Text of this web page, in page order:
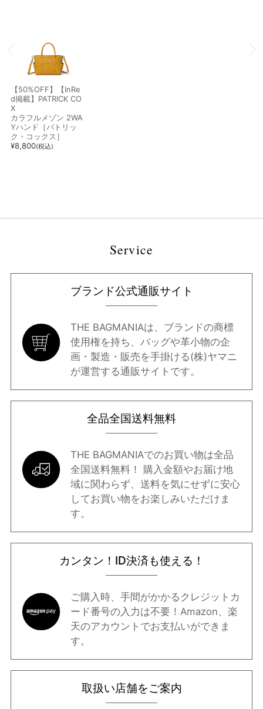
【50%OFF】【InRe
d掲載】PATRICK CO
X
カラフルメゾン 2WA
Yハンド［パトリッ
ク・コックス］
¥8,800(税込)
Service
ブランド公式通販サイト
THE BAGMANIAは、ブランドの商標
使用権を持ち、バッグや革小物の企
画・製造・販売を手掛ける(株)ヤマニ
が運営する通販サイトです。
全品全国送料無料
THE BAGMANIAでのお買い物は全品
全国送料無料！ 購入金額やお届け地
域に関わらず、送料を気にせずに安心
してお買い物をお楽しみいただけま
す。
カンタン！ID決済も使える！
ご購入時、手間がかかるクレジットカ
ード番号の入力は不要！Amazon、楽
天のアカウントでお支払いができま
す。
取扱い店舗をご案内